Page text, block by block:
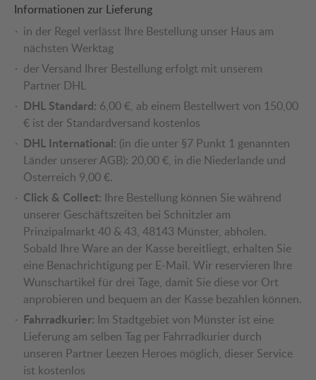
Informationen zur Lieferung
in der Regel verlässt Ihre Bestellung unser Haus am
nächsten Werktag
der Versand Ihrer Bestellung erfolgt mit unserem
Partner DHL
DHL Standard: 6,00 €, ab einem Bestellwert von 150,00
€ ist der Standardversand kostenlos
DHL International: (in die unter §7 Punkt 1 genannten
Länder unserer AGB): 20,00 €, in die Niederlande und
Österreich 9,00 €.
Click & Collect: Ihre Bestellung können Sie während
unserer Geschäftszeiten bei Schnitzler am
Prinzipalmarkt 40 & 43, 48143 Münster, abholen.
Sobald Ihre Ware an der Kasse bereitliegt, erhalten Sie
eine Benachrichtigung per E-Mail. Wir reservieren Ihre
Wunschartikel für drei Tage, damit Sie diese vor Ort
anprobieren und bequem an der Kasse bezahlen können.
Fahrradkurier: Im Stadtgebiet von Münster ist eine
Lieferung am selben Tag per Fahrradkurier durch
unseren Partner Leezen Heroes möglich, dieser Service
ist kostenlos